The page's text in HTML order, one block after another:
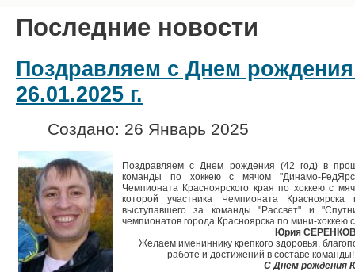
Последние новости
Поздравляем с Днем
26.01.2025 г.
Создано: 26 Январь 2025
Поздравляем с Днем рождения (42 год) в
команды по хоккею с мячом "Динамо-
Чемпионата Красноярского края по хоккею с
которой участника Чемпионата
выступавшего за команды "Рассвет" и
чемпионатов города Красноярска по мини-хоккею
Юрия
Желаем имениннику крепкого здоровья,
работе и достижений в составе
С Днем рождения